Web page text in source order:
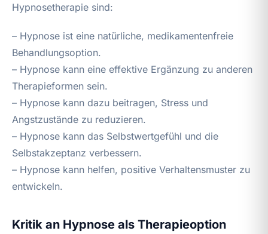
Hypnosetherapie sind:
– Hypnose ist eine natürliche, medikamentenfreie
Behandlungsoption.
– Hypnose kann eine effektive Ergänzung zu anderen
Therapieformen sein.
– Hypnose kann dazu beitragen, Stress und
Angstzustände zu reduzieren.
– Hypnose kann das Selbstwertgefühl und die
Selbstakzeptanz verbessern.
– Hypnose kann helfen, positive Verhaltensmuster zu
entwickeln.
Kritik an Hypnose als Therapieoption